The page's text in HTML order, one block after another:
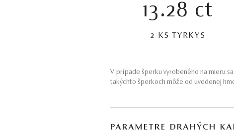
13.28 ct
2 KS TYRKYS
V prípade šperku vyrobeného na mieru
takýchto šperkoch môže od uvedenej
PARAMETRE DRAHÝCH